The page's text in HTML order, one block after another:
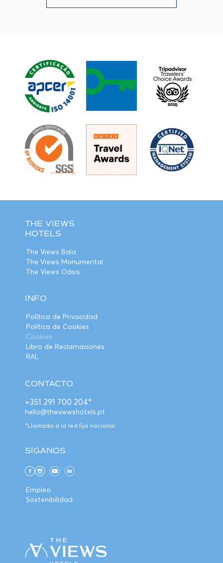
THE VIEWS
HOTELS
The Views Baía
The Views Monumental
The Views Oásis
INFO
Política de Privacidad
Política de Cookies
Cookies
Libro de Reclamaciones
RAL
CONTACTO
+351 291 700 204*
hello@theviewshotels.pt
*Llamada a la red fija nacional
SÍGANOS
Empleo
Sostenibilidad